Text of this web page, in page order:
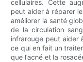
cellulaires. Cette
peut aider à réparer
améliorer la santé
de la circulation
infrarouge peut aider
ce qui en fait un
que l’acné et la